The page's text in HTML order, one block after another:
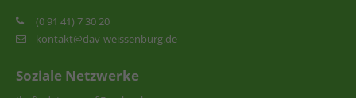
(0 91 41) 7 30 20
kontakt@dav-weissenburg.de
Soziale Netzwerke